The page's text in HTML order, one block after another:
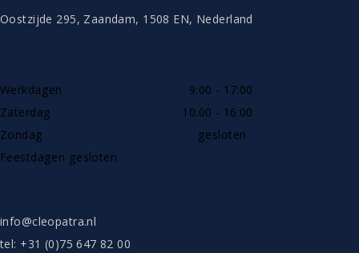
Oostzijde 295, Zaandam, 1508 EN, Nederland
Werkdagen
9:00 - 17:00
Zaterdag
10:00 - 16:00
Zondag
gesloten
Feestdagen gesloten
info@cleopatra.nl
tel: +31 (0)75 647 82 00